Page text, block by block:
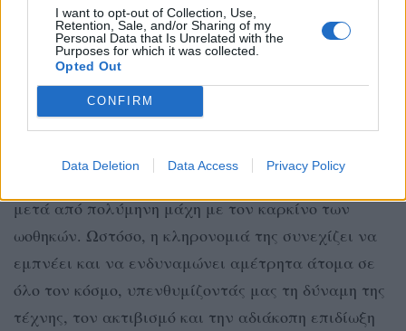
I want to opt-out of Collection, Use,
Retention, Sale, and/or Sharing of my
Personal Data that Is Unrelated with the
Purposes for which it was collected.
Opted Out
CONFIRM
Data Deletion Data Access Privacy Policy
ενηλίκων. Αλλά ίσως η μεγαλύτερη κληρονομιά
της βρίσκεται στις αμέτρητες ζωές που άγγιξε και
στα εμπόδια που έσπασε, ανοίγοντας το δρόμο για
ένα πιο περιεκτικό, ποικιλόμορφο και
απελευθερωμένο όραμα της σeξουαλικότητας.
μετά από πολύμηνη μάχη με τον καρκίνο των
ωοθηκών. Ωστόσο, η κληρονομιά της συνεχίζει να
εμπνέει και να ενδυναμώνει αμέτρητα άτομα σε
όλο τον κόσμο, υπενθυμίζοντάς μας τη δύναμη της
τέχνης, τον ακτιβισμό και την αδιάκοπη επιδίωξη